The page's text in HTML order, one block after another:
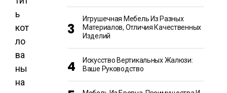
Игрушечная Мебель Из Разных
Материалов, Отличия Качественных
Изделий
Искусство Вертикальных Жалюзи:
Ваше Руководство